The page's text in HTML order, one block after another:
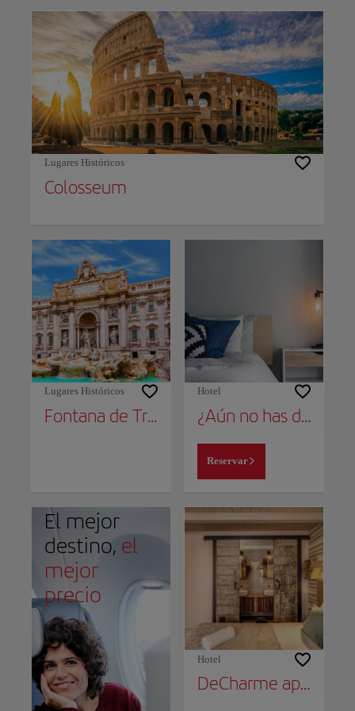
Lugares Históricos
Colosseum
Lugares Históricos
Fontana de Trevi
Hotel
¿Aún no has decidido dónde alojarte?
Reservar
El mejor
destino, el
mejor
precio
Hotel
DeCharme apartment with terrace in Monti